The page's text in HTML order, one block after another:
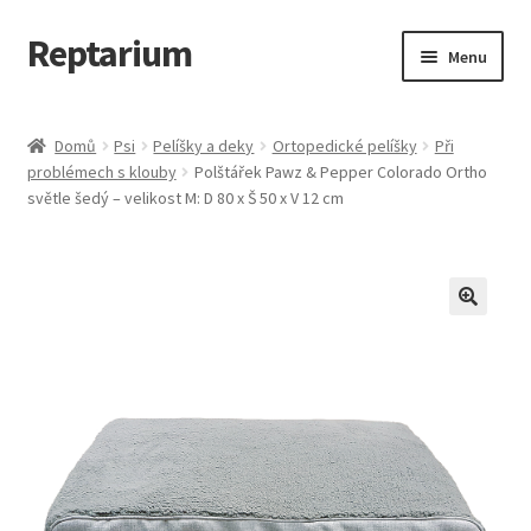
Přeskočit
na
Přejít
k
webu
Reptarium Menu
Košík
Pokladna
Vše pro kočky
Domů Psi Pelíšky a deky Ortopedické pelíšky
Při
problémech s klouby
Polštářek Pawz & Pepper Colorado Ortho
světle šedý – velikost M: D 80 x Š 50 x V 12 cm